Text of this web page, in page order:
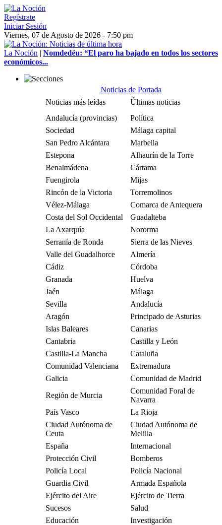
Regístrate
Iniciar Sesión
Viernes, 07 de Agosto de 2026 - 7:50 pm
La Noción | Nomdedéu: “El paro ha bajado en todos los sectores
económicos...
Noticias de Portada
Noticias más leídas
Últimas noticias
Andalucía (provincias)
Política
Sociedad
Málaga capital
San Pedro Alcántara
Marbella
Estepona
Alhaurín de la Torre
Benalmádena
Cártama
Fuengirola
Mijas
Rincón de la Victoria
Torremolinos
Vélez-Málaga
Comarca de Antequera
Costa del Sol Occidental
Guadalteba
La Axarquía
Nororma
Serranía de Ronda
Sierra de las Nieves
Valle del Guadalhorce
Almería
Cádiz
Córdoba
Granada
Huelva
Jaén
Málaga
Sevilla
Andalucía
Aragón
Principado de Asturias
Islas Baleares
Canarias
Cantabria
Castilla y León
Castilla-La Mancha
Cataluña
Comunidad Valenciana
Extremadura
Galicia
Comunidad de Madrid
Región de Murcia
Comunidad Foral de
Navarra
País Vasco
La Rioja
Ciudad Autónoma de
Ceuta
Ciudad Autónoma de
Melilla
España
Internacional
Protección Civil
Bomberos
Policía Local
Policía Nacional
Guardia Civil
Armada Española
Ejército del Aire
Ejército de Tierra
Sucesos
Salud
Educación
Investigación